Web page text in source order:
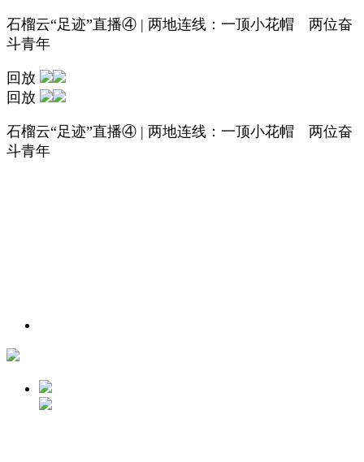
石榴云“足迹”直播④ | 两地连线：一顶小花帽 两位奋
斗青年
回放
回放
石榴云“足迹”直播④ | 两地连线：一顶小花帽 两位奋
斗青年